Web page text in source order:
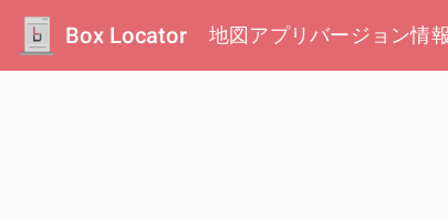
Box Locator 地図アプリバージョン情報